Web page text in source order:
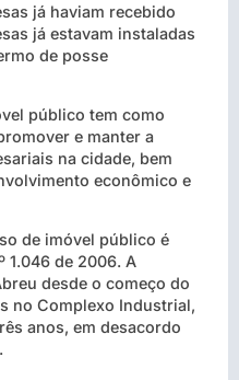
já haviam recebido
já estavam instaladas
de posse
público tem como
e manter a
na cidade, bem
econômico e
de imóvel público é
1.046 de 2006. A
desde o começo do
no Complexo Industrial,
anos, em desacordo